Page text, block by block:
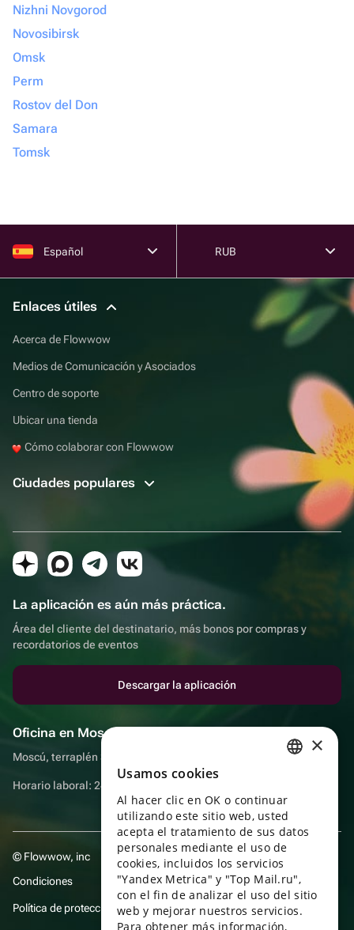
Nizhni Novgorod
Novosibirsk
Omsk
Perm
Rostov del Don
Samara
Tomsk
Español RUB
Enlaces útiles
Acerca de Flowwow
Medios de Comunicación y Asociados
Centro de soporte
Ubicar una tienda
Cómo colaborar con Flowwow
Ciudades populares
La aplicación es aún más práctica.
Área del cliente del destinatario, más bonos por compras y
recordatorios de eventos
Descargar la aplicación
Oficina en Moscú
Moscú, terraplén Sadovnicheskaya, 9, sala 2/3
Horario laboral: 24 horas
© Flowwow, inc
Condiciones
Política de protección y privacidad de datos
ENGLISH
UKRAINIAN
PORTUGUESE
SPANISH
HUNGARIAN
×
Usamos cookies
Al hacer clic en OK o continuar
utilizando este sitio web, usted
acepta el tratamiento de sus datos
personales mediante el uso de
cookies, incluidos los servicios
"Yandex Metrica" y "Top Mail.ru",
con el fin de analizar el uso del sitio
web y mejorar nuestros servicios.
Para obtener más información,